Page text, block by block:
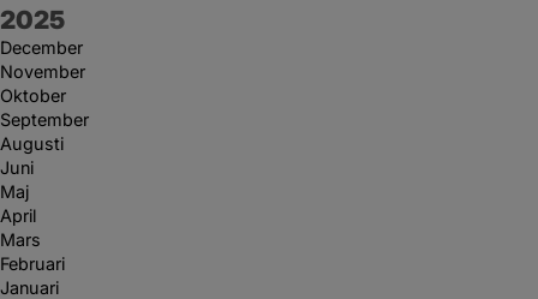
År:
2025
December
November
Oktober
September
Augusti
Juni
Maj
April
Mars
Februari
Januari